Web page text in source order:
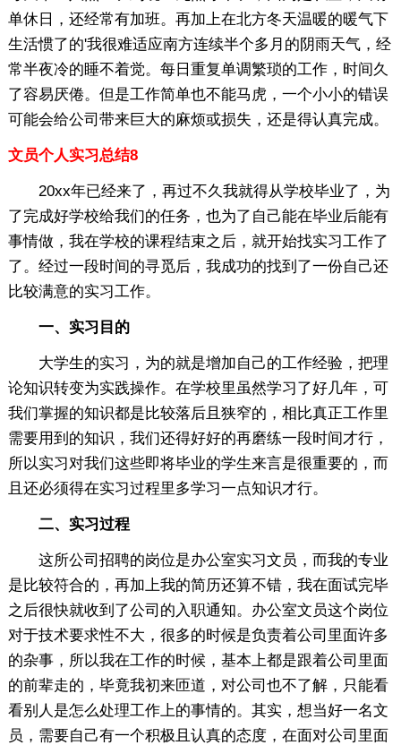
单休日，还经常有加班。再加上在北方冬天温暖的暖气下
生活惯了的'我很难适应南方连续半个多月的阴雨天气，经
常半夜冷的睡不着觉。每日重复单调繁琐的工作，时间久
了容易厌倦。但是工作简单也不能马虎，一个小小的错误
可能会给公司带来巨大的麻烦或损失，还是得认真完成。
文员个人实习总结8
20xx年已经来了，再过不久我就得从学校毕业了，为
了完成好学校给我们的任务，也为了自己能在毕业后能有
事情做，我在学校的课程结束之后，就开始找实习工作了
了。经过一段时间的寻觅后，我成功的找到了一份自己还
比较满意的实习工作。
一、实习目的
大学生的实习，为的就是增加自己的工作经验，把理
论知识转变为实践操作。在学校里虽然学习了好几年，可
我们掌握的知识都是比较落后且狭窄的，相比真正工作里
需要用到的知识，我们还得好好的再磨练一段时间才行，
所以实习对我们这些即将毕业的学生来言是很重要的，而
且还必须得在实习过程里多学习一点知识才行。
二、实习过程
这所公司招聘的岗位是办公室实习文员，而我的专业
是比较符合的，再加上我的简历还算不错，我在面试完毕
之后很快就收到了公司的入职通知。办公室文员这个岗位
对于技术要求性不大，很多的时候是负责着公司里面许多
的杂事，所以我在工作的时候，基本上都是跟着公司里面
的前辈走的，毕竟我初来匝道，对公司也不了解，只能看
看别人是怎么处理工作上的事情的。其实，想当好一名文
员，需要自己有一个积极且认真的态度，在面对公司里面